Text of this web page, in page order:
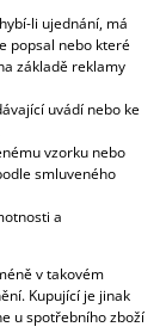
li ujednání, má
popsal nebo které
základě reklamy
uvádí nebo ke
vzorku nebo
smluveného
a
v takovém
Kupující je jinak
u spotřebního zboží